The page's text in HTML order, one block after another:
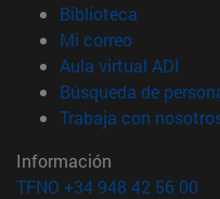
Biblioteca
Mi correo(abre en
Aula virtual ADI
Búsqueda de
Trabaja con
Información
TFNO +34 948 42 56 00